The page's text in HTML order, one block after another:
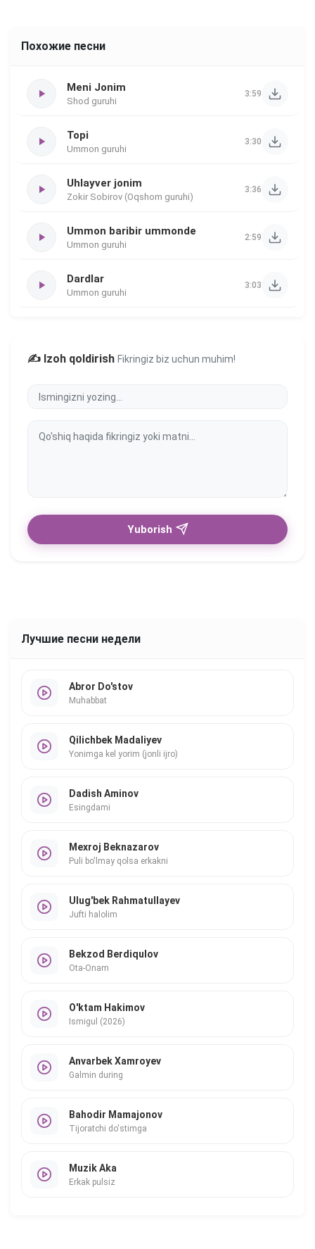
Похожие песни
Meni Jonim
Shod guruhi
3:59
Topi
Ummon guruhi
3:30
Uhlayver jonim
Zokir Sobirov (Oqshom guruhi)
3:36
Ummon baribir ummonde
Ummon guruhi
2:59
Dardlar
Ummon guruhi
3:03
✍️ Izoh qoldirish Fikringiz biz uchun muhim!
Yuborish
Лучшие песни недели
Abror Do'stov
Muhabbat
Qilichbek Madaliyev
Yonimga kel yorim (jonli ijro)
Dadish Aminov
Esingdami
Mexroj Beknazarov
Puli bo'lmay qolsa erkakni
Ulug'bek Rahmatullayev
Jufti halolim
Bekzod Berdiqulov
Ota-Onam
O'ktam Hakimov
Ismigul (2026)
Anvarbek Xamroyev
Galmin during
Bahodir Mamajonov
Tijoratchi do'stimga
Muzik Aka
Erkak pulsiz